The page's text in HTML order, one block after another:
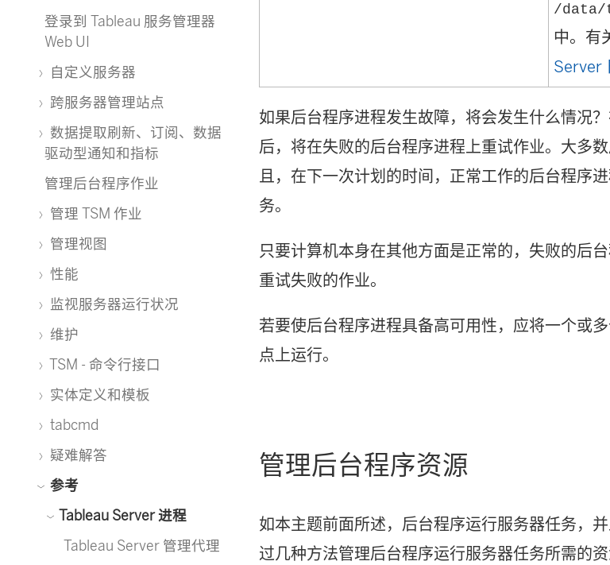
登录到 Tableau 服务管理器
Web UI
自定义服务器
跨服务器管理站点
数据提取刷新、订阅、数据
驱动型通知和指标
管理后台程序作业
管理 TSM 作业
管理视图
性能
监视服务器运行状况
维护
TSM - 命令行接口
实体定义和模板
tabcmd
疑难解答
参考
Tableau Server 进程
Tableau Server 管理代理
/data/
中。有
Server
如果后台程序进程发生故障，将会发生什么情况
后，将在失败的后台程序进程上重试作业。大多
且，在下一次计划的时间，正常工作的后台程序
务。
只要计算机本身在其他方面是正常的，失败的后
重试失败的作业。
若要使后台程序进程具备高可用性，应将一个或
点上运行。
管理后台程序资源
如本主题前面所述，后台程序运行服务器任务，
过几种方法管理后台程序运行服务器任务所需的资